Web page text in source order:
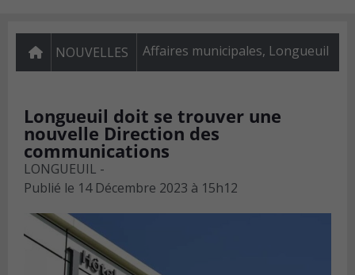
NOUVELLES Affaires municipales, Longueuil
Longueuil doit se trouver une
nouvelle Direction des
communications
LONGUEUIL -
Publié le 14 Décembre 2023 à 15h12